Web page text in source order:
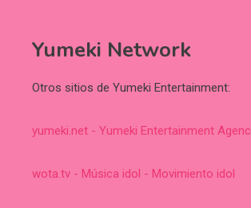
Yumeki Network
Otros sitios de Yumeki Entertainment:
yumeki.net - Yumeki Entertainment
wota.tv - Música idol - Movimiento idol